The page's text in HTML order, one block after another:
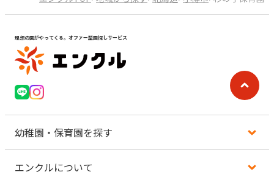
理想の園がやってくる。オファー型園探しサービス
幼稚園・保育園を探す
エンクルについて